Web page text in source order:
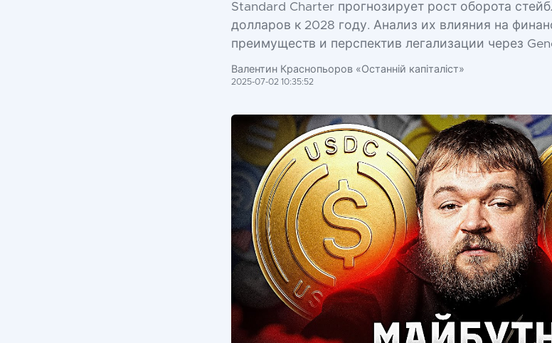
Standard Charter прогнозирует рост оборота
долларов к 2028 году. Анализ их влияния на
преимуществ и перспектив легализации через
Валентин Краснопьоров «Останній капіталіст»
2025-07-02 10:35:52